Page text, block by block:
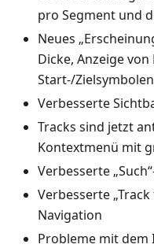
pro Segment und
Neues
Dicke, Anzeige
Start-/
Verbesserte
Tracks sind jetzt
Kontextmenü mit
Verbesserte
Verbesserte
Navigation
Probleme mit